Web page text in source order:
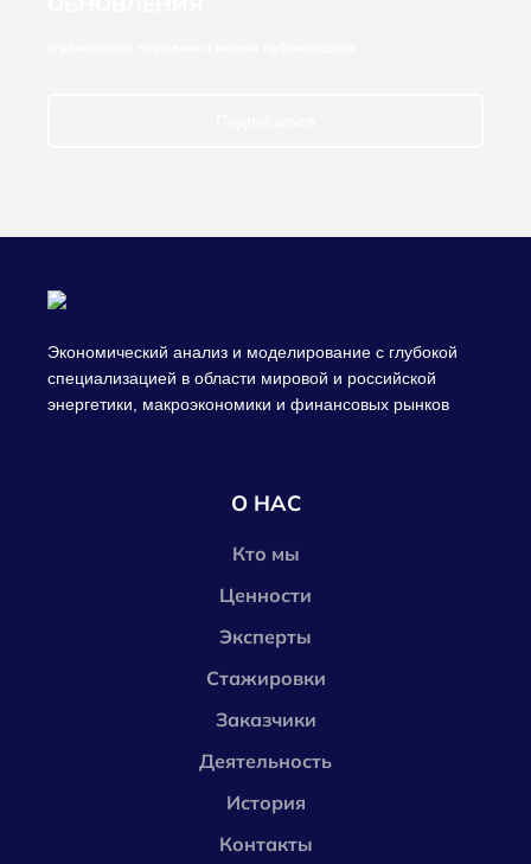
Экономический анализ и моделирование с глубокой
специализацией в области мировой и российской
энергетики, макроэкономики и финансовых рынков
О НАС
Кто мы
Ценности
Эксперты
Стажировки
Заказчики
Деятельность
История
Контакты